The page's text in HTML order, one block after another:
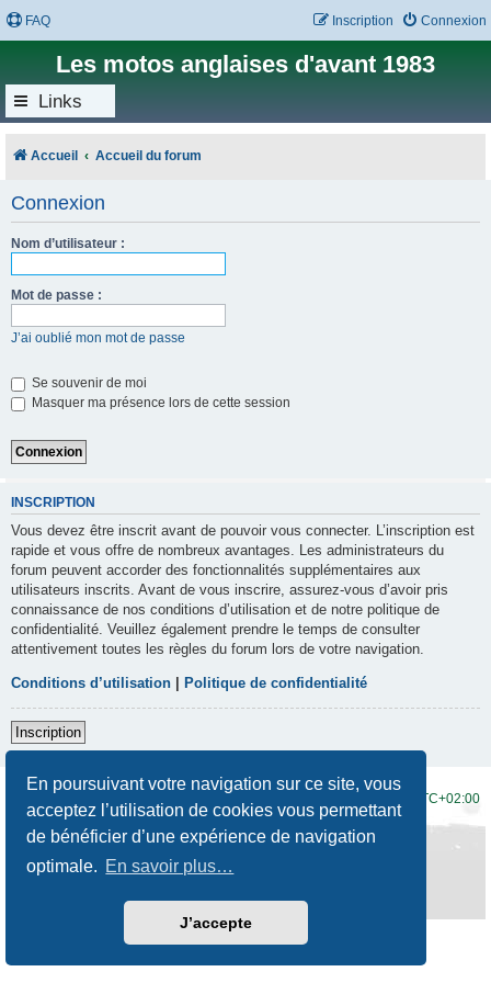
En poursuivant votre navigation sur ce site, vous
acceptez l’utilisation de cookies vous permettant
de bénéficier d’une expérience de navigation
optimale. En savoir plus…
J’accepte
FAQ Connexion
Inscription
Les motos anglaises d'avant 1983
Links
Accueil Accueil du forum
Connexion
Nom d’utilisateur :
Mot de passe :
J’ai oublié mon mot de passe
Se souvenir de moi
Masquer ma présence lors de cette session
INSCRIPTION
Vous devez être inscrit avant de pouvoir vous connecter. L’inscription est
rapide et vous offre de nombreux avantages. Les administrateurs du
forum peuvent accorder des fonctionnalités supplémentaires aux
utilisateurs inscrits. Avant de vous inscrire, assurez-vous d’avoir pris
connaissance de nos conditions d’utilisation et de notre politique de
confidentialité. Veuillez également prendre le temps de consulter
attentivement toutes les règles du forum lors de votre navigation.
Conditions d’utilisation Politique de confidentialité
Inscription
UTC+02:00
Développé par phpBB® Forum Software © phpBB Limited
Traduction française officielle
Prosilver New Edition
Confidentialité|Conditions